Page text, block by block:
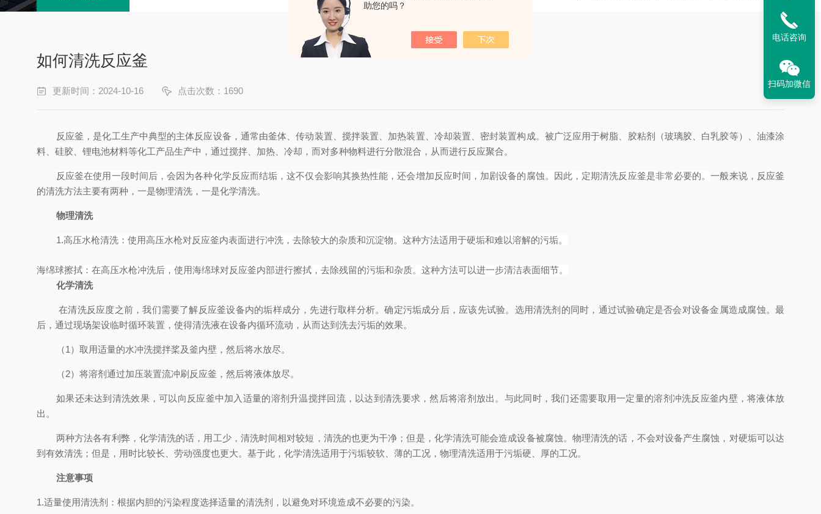
助您的吗？
如何清洗反应釜
更新时间：2024-10-16 点击次数：1690
反应釜，是化工生产中典型的主体反应设备，通常由釜体、传动装置、搅拌装置、加热装置、冷却装置、密封装置构成。被广泛应用于树脂、胶粘剂（玻璃胶、白乳胶等）、油漆涂
料、硅胶、锂电池材料等化工产品生产中，通过搅拌、加热、冷却，而对多种物料进行分散混合，从而进行反应聚合。
反应釜在使用一段时间后，会因为各种化学反应而结垢，这不仅会影响其换热性能，还会增加反应时间，加剧设备的腐蚀。因此，定期清洗反应釜是非常必要的。一般来说，反应釜
的清洗方法主要有两种，一是物理清洗，一是化学清洗。
物理清洗
1.高压水枪清洗：使用高压水枪对反应釜内表面进行冲洗，去除较大的杂质和沉淀物。这种方法适用于硬垢和难以溶解的污垢。
海绵球擦拭：在高压水枪冲洗后，使用海绵球对反应釜内部进行擦拭，去除残留的污垢和杂质。这种方法可以进一步清洁表面细节。
化学清洗
在清洗反应度之前，我们需要了解反应釜设备内的垢样成分，先进行取样分析。确定污垢成分后，应该先试验。选用清洗剂的同时，通过试验确定是否会对设备金属造成腐蚀。最
后，通过现场架设临时循环装置，使得清洗液在设备内循环流动，从而达到洗去污垢的效果。
（1）取用适量的水冲洗搅拌桨及釜内壁，然后将水放尽。
（2）将溶剂通过加压装置流冲刷反应釜，然后将液体放尽。
如果还未达到清洗效果，可以向反应釜中加入适量的溶剂升温搅拌回流，以达到清洗要求，然后将溶剂放出。与此同时，我们还需要取用一定量的溶剂冲洗反应釜内壁，将液体放
出。
两种方法各有利弊，化学清洗的话，用工少，清洗时间相对较短，清洗的也更为干净；但是，化学清洗可能会造成设备被腐蚀。物理清洗的话，不会对设备产生腐蚀，对硬垢可以达
到有效清洗；但是，用时比较长、劳动强度也更大。基于此，化学清洗适用于污垢较软、薄的工况，物理清洗适用于污垢硬、厚的工况。
注意事项
1.适量使用清洗剂：根据内胆的污染程度选择适量的清洗剂，以避免对环境造成不必要的污染。
电话咨询
扫码加微信